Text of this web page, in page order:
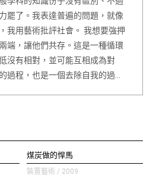
罷了。我表達普遍的問題，就像
我用藝術批評社會。 我想要強押
端，讓他們共存。這是一種循環
沒有相對，並可能互相成為對
過程，也是一個去除自我的過…
煤炭做的悍馬
裝置藝術 / 2009